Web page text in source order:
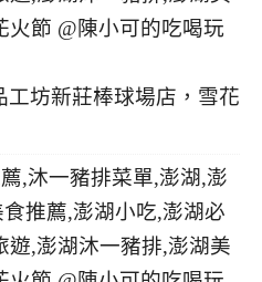
工坊新莊棒球場店，雪花